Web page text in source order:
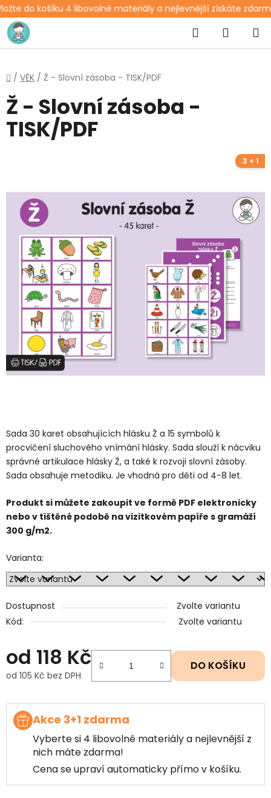
do košíku 4 libovolné materiály a nejlevnější získáte
Přejít
na
obsah
Hledat
KOŠÍK
Domů
/ VĚK / Ž - Slovní zásoba - TISK/PDF
Sada 30 karet obsahujících hlásku Ž a 15 symbolů k
procvičení sluchového vnímání hlásky. Sada slouží k nácviku
správné artikulace hlásky Ž, a také k rozvoji slovní zásoby.
Sada obsahuje metodiku. Je vhodná pro děti od 4-8 let.
Produkt si můžete zakoupit ve formě PDF elektronicky
nebo v tištěné podobě na vizitkovém papíře s gramáží
300 g/m2.
Varianta:
Dostupnost
Zvolte variantu
Kód:
Zvolte variantu
od 118 Kč
od 105 Kč bez DPH
DO KOŠÍKU
Akce 3+1 zdarma
Vyberte si 4 libovolné materiály a nejlevnější z
nich máte zdarma!
Cena se upraví automaticky přímo v košíku.
Ž - Slovní zásoba -
TISK/PDF
3 + 1